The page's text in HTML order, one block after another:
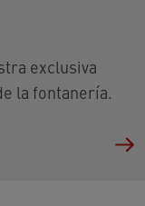
exclusiva
la fontanería.